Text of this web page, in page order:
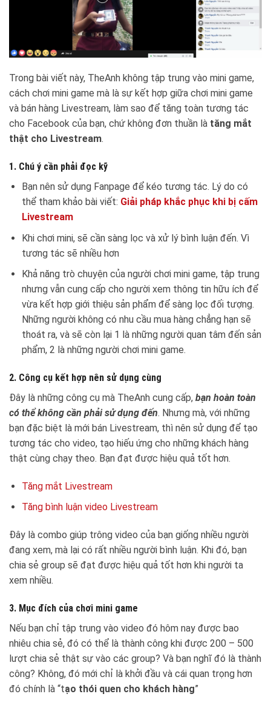
Trong bài viết này, TheAnh không tập trung vào mini game,
cách chơi mini game mà là sự kết hợp giữa chơi mini game
và bán hàng Livestream, làm sao để tăng toàn tương tác
cho Facebook của bạn, chứ không đơn thuần là tăng mắt
thật cho Livestream.
1. Chú ý cần phải đọc kỹ
Bạn nên sử dụng Fanpage để kéo tương tác. Lý do có
thể tham khảo bài viết: Giải pháp khắc phục khi bị cấm
Livestream
Khi chơi mini, sẽ cần sàng lọc và xử lý bình luận đến. Vì
tương tác sẽ nhiều hơn
Khả năng trò chuyện của người chơi mini game, tập trung
nhưng vẫn cung cấp cho người xem thông tin hữu ích để
vừa kết hợp giới thiệu sản phẩm để sàng lọc đối tượng.
Những người không có nhu cầu mua hàng chẳng hạn sẽ
thoát ra, và sẽ còn lại 1 là những người quan tâm đến sản
phẩm, 2 là những người chơi mini game.
2. Công cụ kết hợp nên sử dụng cùng
Đây là những công cụ mà TheAnh cung cấp, bạn hoàn toàn
có thể không cần phải sử dụng đến. Nhưng mà, với những
bạn đặc biệt là mới bán Livestream, thì nên sử dụng để tạo
tương tác cho video, tạo hiếu ứng cho những khách hàng
thật cùng chạy theo. Bạn đạt được hiệu quả tốt hơn.
Tăng mắt Livestream
Tăng bình luận video Livestream
Đây là combo giúp trông video của bạn giống nhiều người
đang xem, mà lại có rất nhiều người bình luận. Khi đó, bạn
chia sẻ group sẽ đạt được hiệu quả tốt hơn khi người ta
xem nhiều.
3. Mục đích của chơi mini game
Nếu bạn chỉ tập trung vào video đó hôm nay được bao
nhiêu chia sẻ, đó có thể là thành công khi được 200 – 500
lượt chia sẻ thật sự vào các group? Và bạn nghĩ đó là thành
công? Không, đó mới chỉ là khởi đầu và cái quan trọng hơn
đó chính là “tạo thói quen cho khách hàng”